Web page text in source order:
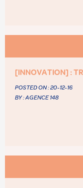
[INNOVATION] :
POSTED ON :20-12-16
BY : AGENCE 148